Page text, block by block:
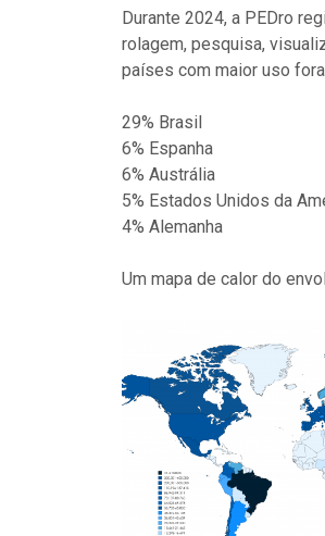
Durante 2024, a PEDro
rolagem, pesquisa,
países com maior uso
29% Brasil
6% Espanha
6% Austrália
5% Estados Unidos da
4% Alemanha
Um mapa de calor do